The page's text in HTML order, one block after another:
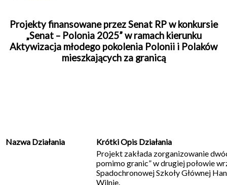
Projekty finansowane przez Senat RP w konkursie
„Senat – Polonia 2025” w ramach kierunku
Aktywizacja młodego pokolenia Polonii i Polaków
mieszkających za granicą
Nazwa Działania Krótki Opis Działania
Projekt zakłada zorganizowanie
pomimo granic” w drugiej połowie
Spadochronowej Szkoły Głównej
Wilnie.